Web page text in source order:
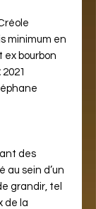
minimum en
bourbon
2021
des
au sein d’un
grandir, tel
de la